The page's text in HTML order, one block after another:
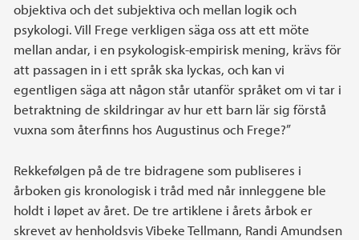
objektiva och det subjektiva och mellan logik och
psykologi. Vill Frege verkligen säga oss att ett möte
mellan andar, i en psykologisk-empirisk mening, krävs för
att passagen in i ett språk ska lyckas, och kan vi
egentligen säga att någon står utanför språket om vi tar i
betraktning de skildringar av hur ett barn lär sig förstå
vuxna som återfinns hos Augustinus och Frege?”
Rekkefølgen på de tre bidragene som publiseres i
årboken gis kronologisk i tråd med når innleggene ble
holdt i løpet av året. De tre artiklene i årets årbok er
skrevet av henholdsvis Vibeke Tellmann, Randi Amundsen